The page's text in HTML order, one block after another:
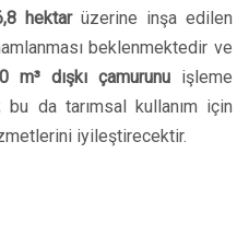
hektarüzerine inşa edilen
beklenmektedir ve
m³ dışkı çamurunu işleme
da tarımsal kullanım için
iyileştirecektir.